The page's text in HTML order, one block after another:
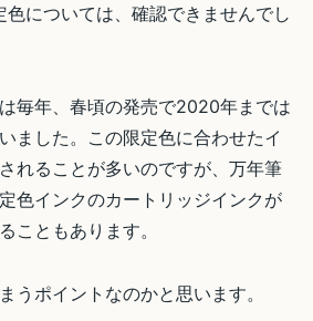
については、確認できませんでし
毎年、春頃の発売で2020年までは
ました。この限定色に合わせたイ
れることが多いのですが、万年筆
色インクのカートリッジインクが
こともあります。
うポイントなのかと思います。